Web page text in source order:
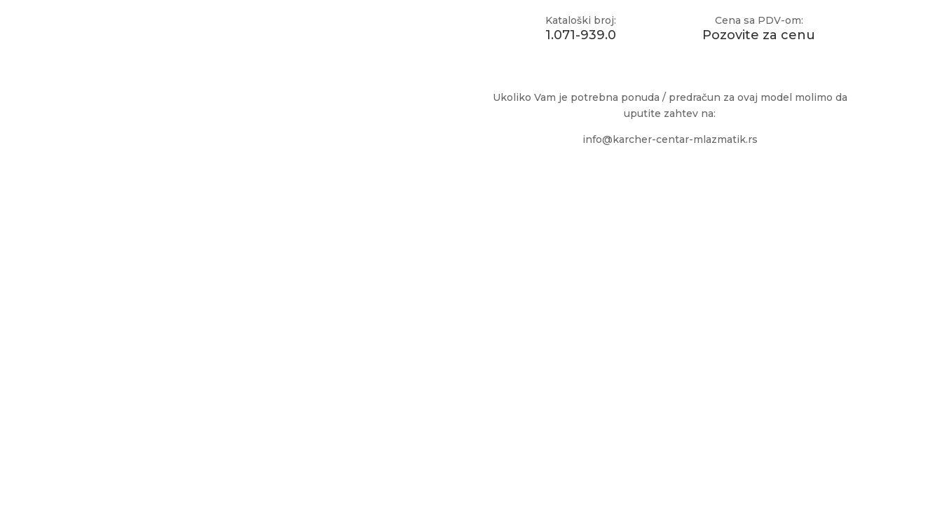
Kataloški broj:
1.071-939.0
Cena sa PDV-om:
Pozovite za cenu
Ukoliko Vam je potrebna ponuda / predračun za ovaj model molimo da
uputite zahtev na:
info@karcher-centar-mlazmatik.rs